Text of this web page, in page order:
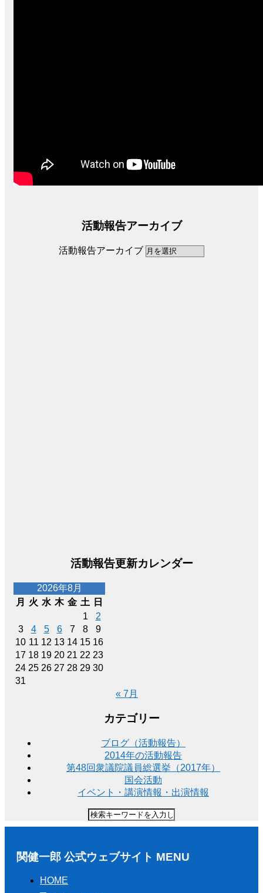
活動報告アーカイブ
活動報告アーカイブ
活動報告更新カレンダー
2026年8月
月
火 水 木 金 土
日
1
2
3
4 5 6 7 8
9
10 11 12 13 14 15 16
17 18 19 20 21 22 23
24 25 26 27 28 29 30
31
« 7月
カテゴリー
ブログ（活動報告）
2014年の活動報告
第48回衆議院議員総選挙（2017年）
国会活動
イベント・講演情報・出演情報
関健一郎 公式ウェブサイト MENU
HOME